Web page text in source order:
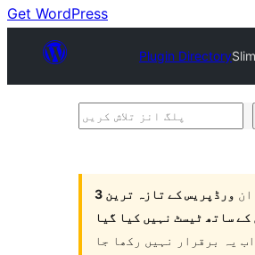
Get WordPress
Plugin Directory
پلگ
کریں
ان
ورڈپریس کے تازہ ترین 3
کے ساتھ ٹیسٹ نہیں کیا گیا
اب یہ برقرار نہیں رکھا جا